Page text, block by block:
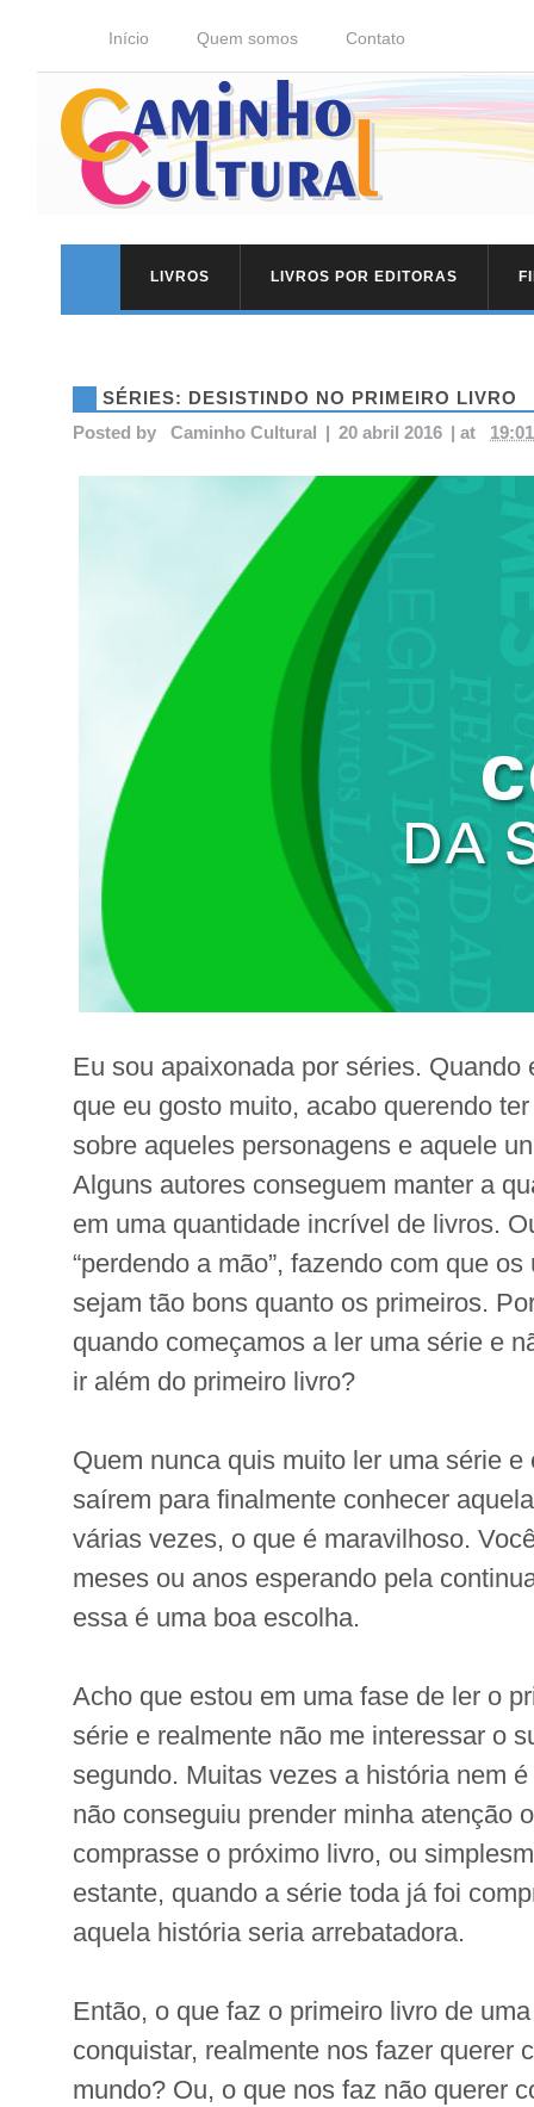
Início Quem somos Contato
LIVROS LIVROS POR EDITORAS
SÉRIES: DESISTINDO NO PRIMEIRO LIVRO
Posted by
Caminho Cultural | 20 abril 2016 | at 19:01
Eu sou apaixonada por séries. Quando
que eu gosto muito, acabo querendo
sobre aqueles personagens e aquele
Alguns autores conseguem manter a
em uma quantidade incrível de livros.
“perdendo a mão”, fazendo com que
sejam tão bons quanto os primeiros.
quando começamos a ler uma série e
ir além do primeiro livro?
Quem nunca quis muito ler uma série
saírem para finalmente conhecer
várias vezes, o que é maravilhoso.
meses ou anos esperando pela
essa é uma boa escolha.
Acho que estou em uma fase de ler o
série e realmente não me interessar o
segundo. Muitas vezes a história nem
não conseguiu prender minha atenção
comprasse o próximo livro, ou
estante, quando a série toda já foi
aquela história seria arrebatadora.
Então, o que faz o primeiro livro de
conquistar, realmente nos fazer querer
mundo? Ou, o que nos faz não querer